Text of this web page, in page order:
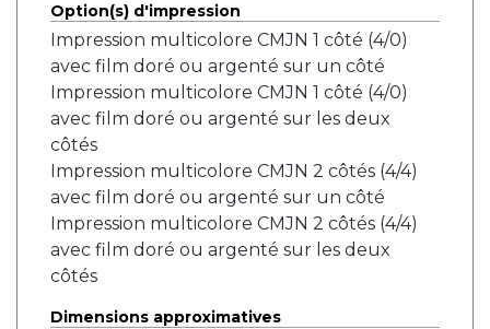
Option(s) d'impression
Impression multicolore CMJN 1 côté (4/0)
avec film doré ou argenté sur un côté
Impression multicolore CMJN 1 côté (4/0)
avec film doré ou argenté sur les deux
côtés
Impression multicolore CMJN 2 côtés (4/4)
avec film doré ou argenté sur un côté
Impression multicolore CMJN 2 côtés (4/4)
avec film doré ou argenté sur les deux
côtés
Dimensions approximatives